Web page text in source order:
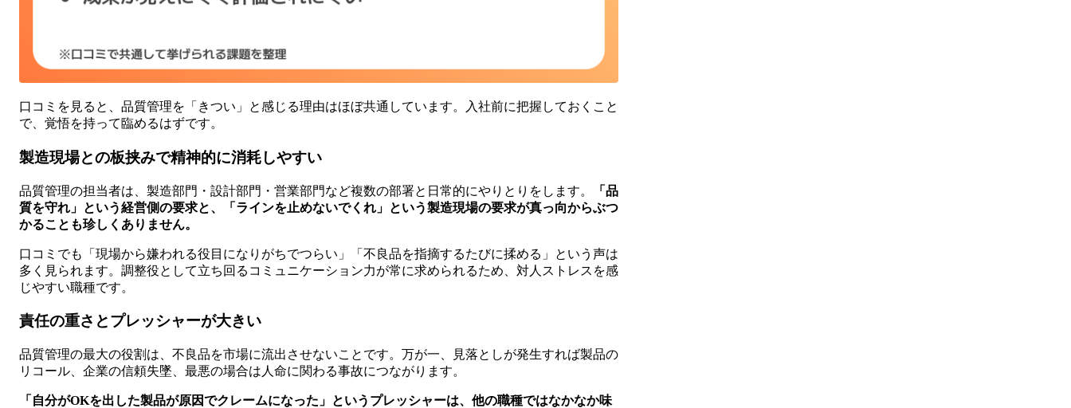
口コミを見ると、品質管理を「きつい」と感じる理由はほぼ共通しています。入社前に把握しておくこと
で、覚悟を持って臨めるはずです。
製造現場との板挟みで精神的に消耗しやすい
品質管理の担当者は、製造部門・設計部門・営業部門など複数の部署と日常的にやりとりをします。
「品
質を守れ」という経営側の要求と、「ラインを止めないでくれ」という製造現場の要求が真っ向からぶつ
かることも珍しくありません。
口コミでも「現場から嫌われる役目になりがちでつらい」「不良品を指摘するたびに揉める」という声は
多く見られます。調整役として立ち回るコミュニケーション力が常に求められるため、対人ストレスを感
じやすい職種です。
責任の重さとプレッシャーが大きい
品質管理の最大の役割は、不良品を市場に流出させないことです。万が一、見落としが発生すれば製品の
リコール、企業の信頼失墜、最悪の場合は人命に関わる事故につながります。
「自分がOKを出した製品が原因でクレームになった」というプレッシャーは、他の職種ではなかなか味